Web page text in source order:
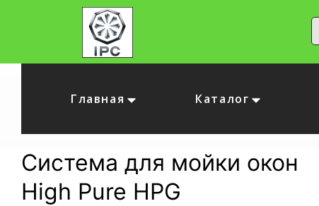
Главная Каталог
Система для мойки окон
High Pure HPG